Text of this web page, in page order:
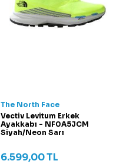
The North Face
Vectiv Levitum Erkek
Ayakkabı - NF0A5JCM
Siyah/Neon Sarı
6.599,00TL